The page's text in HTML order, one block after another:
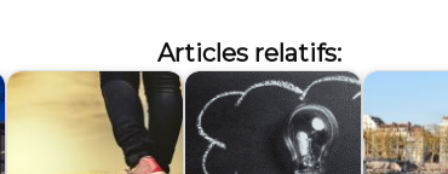
Articles relatifs: